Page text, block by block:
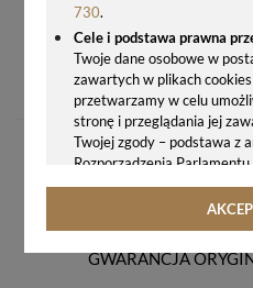
730.
Cele i podstawa prawna
Twoje dane osobowe w
zawartych w plikach
przetwarzamy w celu
stronę i przeglądania jej
Twojej zgody – podstawa z
Rozporządzenia
2016/679 z 27.04.2016 r.
fizycznych w związku z
rozporządzenie o ochronie
GWARANCJA